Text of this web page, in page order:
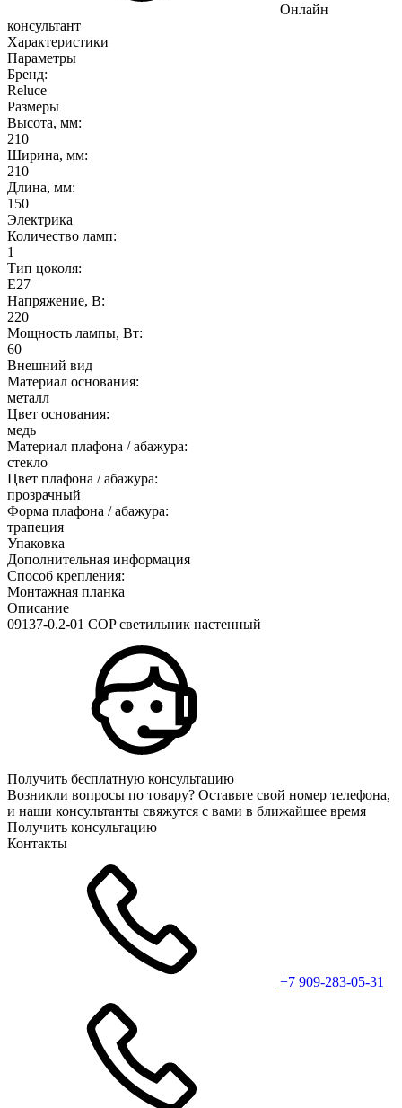
Онлайн
консультант
Характеристики
Параметры
Бренд:
Reluce
Размеры
Высота, мм:
210
Ширина, мм:
210
Длина, мм:
150
Электрика
Количество ламп:
1
Тип цоколя:
E27
Напряжение, В:
220
Мощность лампы, Вт:
60
Внешний вид
Материал основания:
металл
Цвет основания:
медь
Материал плафона / абажура:
стекло
Цвет плафона / абажура:
прозрачный
Форма плафона / абажура:
трапеция
Упаковка
Дополнительная информация
Способ крепления:
Монтажная планка
Описание
09137-0.2-01 COP светильник настенный
Получить бесплатную консультацию
Возникли вопросы по товару? Оставьте свой номер телефона,
и наши консультанты свяжутся с вами в ближайшее время
Получить консультацию
Контакты
+7 909-283-05-31